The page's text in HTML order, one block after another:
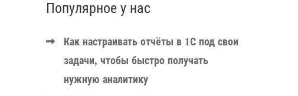
Популярное у нас
Как настраивать отчёты в 1С под свои
задачи, чтобы быстро получать
нужную аналитику